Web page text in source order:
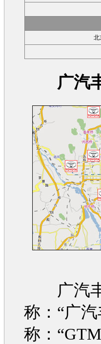
北
广汽
广汽
称：“广汽
称：